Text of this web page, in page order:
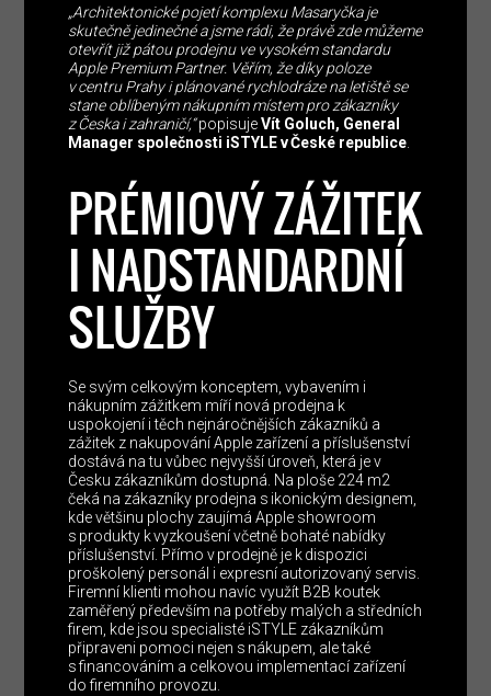
„Architektonické pojetí komplexu Masaryčka je
skutečně jedinečné a jsme rádi, že právě zde můžeme
otevřít již pátou prodejnu ve vysokém standardu
Apple Premium Partner. Věřím, že díky poloze
v centru Prahy i plánované rychlodráze na letiště se
stane oblíbeným nákupním místem pro zákazníky
z Česka i zahraničí,“popisujeVít Goluch, General
Manager společnosti iSTYLE v České republice
PRÉMIOVÝ ZÁŽITEK
I NADSTANDARDNÍ
SLUŽBY
Se svým celkovým konceptem, vybavením i
nákupním zážitkem míří nová prodejna k
uspokojení i těch nejnáročnějších zákazníků a
zážitek z nakupování Apple zařízení a příslušenství
dostává na tu vůbec nejvyšší úroveň, která je v
Česku zákazníkům dostupná. Na ploše 224 m2
čeká na zákazníky prodejna s ikonickým designem,
kde většinu plochy zaujímá Apple showroom
s produkty k vyzkoušení včetně bohaté nabídky
příslušenství. Přímo v prodejně je k dispozici
proškolený personál i expresní autorizovaný servis.
Firemní klienti mohou navíc využít B2B koutek
zaměřený především na potřeby malých a středních
firem, kde jsou specialisté iSTYLE zákazníkům
připraveni pomoci nejen s nákupem, ale také
s financováním a celkovou implementací zařízení
do firemního provozu.